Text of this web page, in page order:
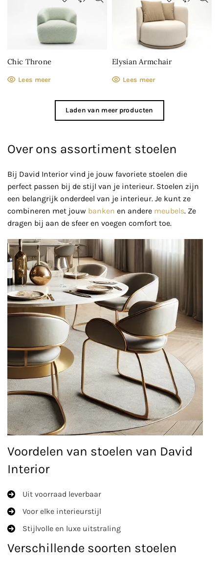
Chic Throne
Lees meer
Elysian Armchair
Lees meer
Laden van meer producten
Over ons assortiment stoelen
Bij David Interior vind je jouw favoriete stoelen die
perfect passen bij de stijl van je interieur. Stoelen zijn
een belangrijk onderdeel van je interieur. Je kunt ze
combineren met jouw banken en andere meubels. Ze
dragen bij aan de sfeer en voegen comfort toe.
Voordelen van stoelen van David
Interior
Uit voorraad leverbaar
Voor elke interieurstijl
Stijlvolle en luxe uitstraling
Verschillende soorten stoelen